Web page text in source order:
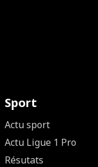
Sport
Actu sport
Actu Ligue 1 Pro
Résutats